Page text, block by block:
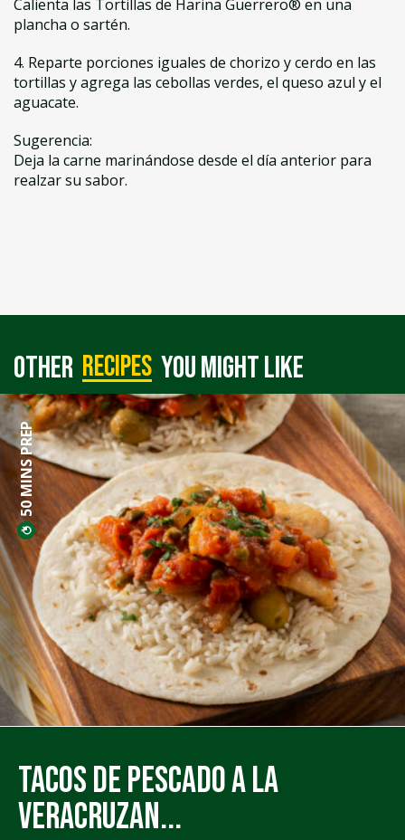
Calienta las Tortillas de Harina Guerrero® en una
plancha o sartén.
4. Reparte porciones iguales de chorizo y cerdo en las
tortillas y agrega las cebollas verdes, el queso azul y el
aguacate.
Sugerencia:
Deja la carne marinándose desde el día anterior para
realzar su sabor.
Other recipes you might like
50 MINS PREP
Tacos de Pescado a la
Veracruzan...